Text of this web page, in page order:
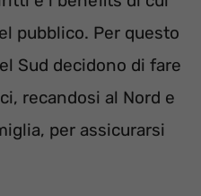
pubblico. Per questo
Sud decidono di fare
recandosi al Nord e
per assicurarsi